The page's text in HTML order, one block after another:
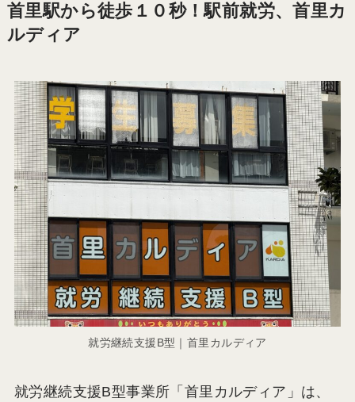
首里駅から徒歩１０秒！駅前就労、首里カ
ルディア
就労継続支援B型｜首里カルディア
就労継続支援B型事業所「首里カルディア」は、